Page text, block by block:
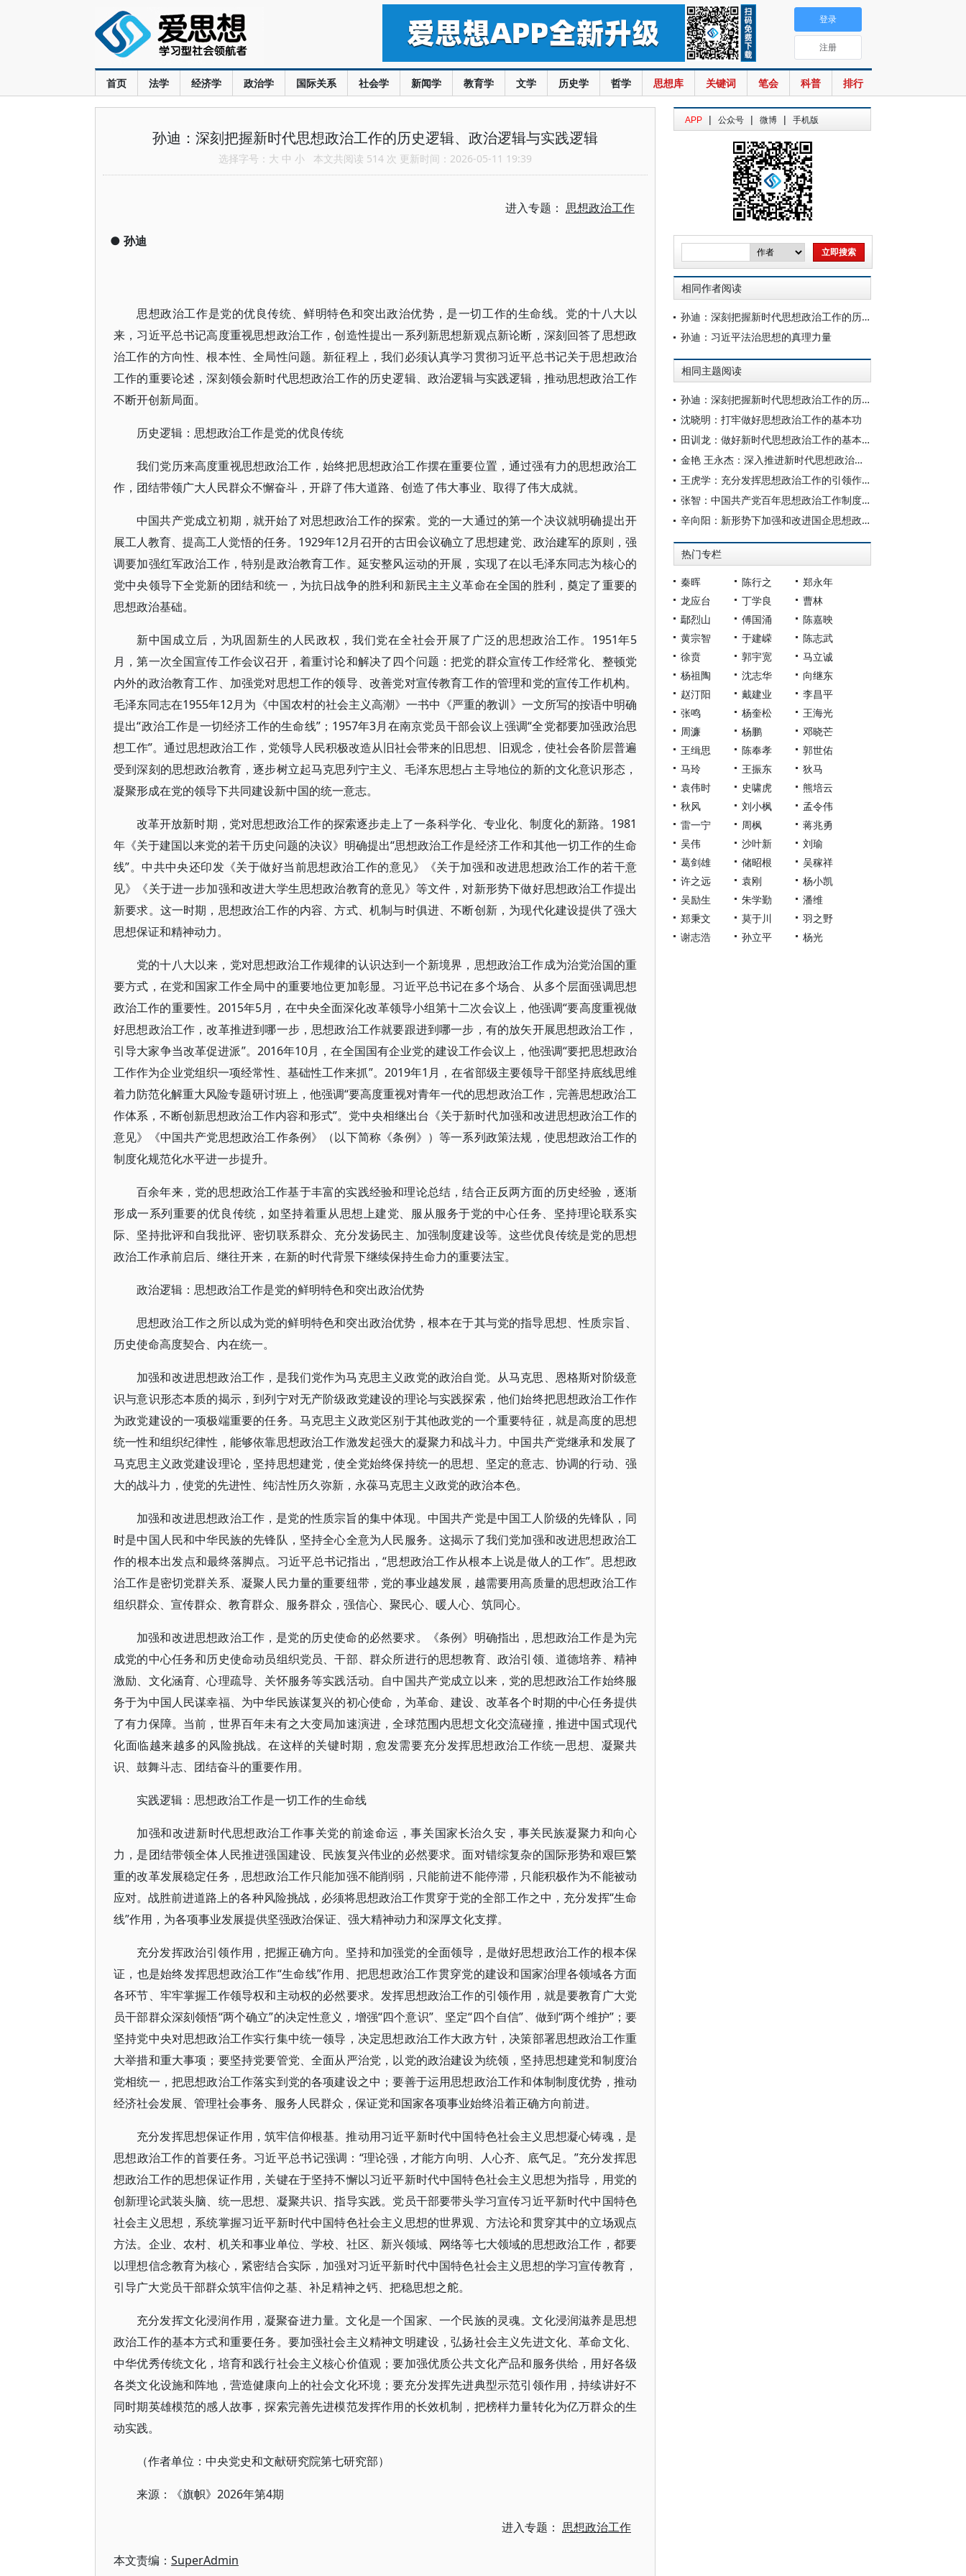
首页 法学 经济学 政治学 国际关系 社会学 新闻学 教育学 文学 历史学 哲学 思想库 关键词 笔会 科普 排行
登录
注册
孙迪：深刻把握新时代思想政治工作的历史逻辑、政治逻辑与实践逻辑
选择字号： 大 中 小 本文共阅读 514 次 更新时间：2026-05-11 19:39
进入专题： 思想政治工作
● 孙迪
思想政治工作是党的优良传统、鲜明特色和突出政治优势，是一切工作的生命线。党的十八大以
来，习近平总书记高度重视思想政治工作，创造性提出一系列新思想新观点新论断，深刻回答了思想政
治工作的方向性、根本性、全局性问题。新征程上，我们必须认真学习贯彻习近平总书记关于思想政治
工作的重要论述，深刻领会新时代思想政治工作的历史逻辑、政治逻辑与实践逻辑，推动思想政治工作
不断开创新局面。
历史逻辑：思想政治工作是党的优良传统
我们党历来高度重视思想政治工作，始终把思想政治工作摆在重要位置，通过强有力的思想政治工
作，团结带领广大人民群众不懈奋斗，开辟了伟大道路、创造了伟大事业、取得了伟大成就。
中国共产党成立初期，就开始了对思想政治工作的探索。党的一大通过的第一个决议就明确提出开
展工人教育、提高工人觉悟的任务。1929年12月召开的古田会议确立了思想建党、政治建军的原则，强
调要加强红军政治工作，特别是政治教育工作。延安整风运动的开展，实现了在以毛泽东同志为核心的
党中央领导下全党新的团结和统一，为抗日战争的胜利和新民主主义革命在全国的胜利，奠定了重要的
思想政治基础。
新中国成立后，为巩固新生的人民政权，我们党在全社会开展了广泛的思想政治工作。1951年5
月，第一次全国宣传工作会议召开，着重讨论和解决了四个问题：把党的群众宣传工作经常化、整顿党
内外的政治教育工作、加强党对思想工作的领导、改善党对宣传教育工作的管理和党的宣传工作机构。
毛泽东同志在1955年12月为《中国农村的社会主义高潮》一书中《严重的教训》一文所写的按语中明确
提出“政治工作是一切经济工作的生命线”；1957年3月在南京党员干部会议上强调“全党都要加强政治思
想工作”。通过思想政治工作，党领导人民积极改造从旧社会带来的旧思想、旧观念，使社会各阶层普遍
受到深刻的思想政治教育，逐步树立起马克思列宁主义、毛泽东思想占主导地位的新的文化意识形态，
凝聚形成在党的领导下共同建设新中国的统一意志。
改革开放新时期，党对思想政治工作的探索逐步走上了一条科学化、专业化、制度化的新路。1981
年《关于建国以来党的若干历史问题的决议》明确提出“思想政治工作是经济工作和其他一切工作的生命
线”。中共中央还印发《关于做好当前思想政治工作的意见》《关于加强和改进思想政治工作的若干意
见》《关于进一步加强和改进大学生思想政治教育的意见》等文件，对新形势下做好思想政治工作提出
新要求。这一时期，思想政治工作的内容、方式、机制与时俱进、不断创新，为现代化建设提供了强大
思想保证和精神动力。
党的十八大以来，党对思想政治工作规律的认识达到一个新境界，思想政治工作成为治党治国的重
要方式，在党和国家工作全局中的重要地位更加彰显。习近平总书记在多个场合、从多个层面强调思想
政治工作的重要性。2015年5月，在中央全面深化改革领导小组第十二次会议上，他强调“要高度重视做
好思想政治工作，改革推进到哪一步，思想政治工作就要跟进到哪一步，有的放矢开展思想政治工作，
引导大家争当改革促进派”。2016年10月，在全国国有企业党的建设工作会议上，他强调“要把思想政治
工作作为企业党组织一项经常性、基础性工作来抓”。2019年1月，在省部级主要领导干部坚持底线思维
着力防范化解重大风险专题研讨班上，他强调“要高度重视对青年一代的思想政治工作，完善思想政治工
作体系，不断创新思想政治工作内容和形式”。党中央相继出台《关于新时代加强和改进思想政治工作的
意见》《中国共产党思想政治工作条例》（以下简称《条例》）等一系列政策法规，使思想政治工作的
制度化规范化水平进一步提升。
百余年来，党的思想政治工作基于丰富的实践经验和理论总结，结合正反两方面的历史经验，逐渐
形成一系列重要的优良传统，如坚持着重从思想上建党、服从服务于党的中心任务、坚持理论联系实
际、坚持批评和自我批评、密切联系群众、充分发扬民主、加强制度建设等。这些优良传统是党的思想
政治工作承前启后、继往开来，在新的时代背景下继续保持生命力的重要法宝。
政治逻辑：思想政治工作是党的鲜明特色和突出政治优势
思想政治工作之所以成为党的鲜明特色和突出政治优势，根本在于其与党的指导思想、性质宗旨、
历史使命高度契合、内在统一。
加强和改进思想政治工作，是我们党作为马克思主义政党的政治自觉。从马克思、恩格斯对阶级意
识与意识形态本质的揭示，到列宁对无产阶级政党建设的理论与实践探索，他们始终把思想政治工作作
为政党建设的一项极端重要的任务。马克思主义政党区别于其他政党的一个重要特征，就是高度的思想
统一性和组织纪律性，能够依靠思想政治工作激发起强大的凝聚力和战斗力。中国共产党继承和发展了
马克思主义政党建设理论，坚持思想建党，使全党始终保持统一的思想、坚定的意志、协调的行动、强
大的战斗力，使党的先进性、纯洁性历久弥新，永葆马克思主义政党的政治本色。
加强和改进思想政治工作，是党的性质宗旨的集中体现。中国共产党是中国工人阶级的先锋队，同
时是中国人民和中华民族的先锋队，坚持全心全意为人民服务。这揭示了我们党加强和改进思想政治工
作的根本出发点和最终落脚点。习近平总书记指出，“思想政治工作从根本上说是做人的工作”。思想政
治工作是密切党群关系、凝聚人民力量的重要纽带，党的事业越发展，越需要用高质量的思想政治工作
组织群众、宣传群众、教育群众、服务群众，强信心、聚民心、暖人心、筑同心。
加强和改进思想政治工作，是党的历史使命的必然要求。《条例》明确指出，思想政治工作是为完
成党的中心任务和历史使命动员组织党员、干部、群众所进行的思想教育、政治引领、道德培养、精神
激励、文化涵育、心理疏导、关怀服务等实践活动。自中国共产党成立以来，党的思想政治工作始终服
务于为中国人民谋幸福、为中华民族谋复兴的初心使命，为革命、建设、改革各个时期的中心任务提供
了有力保障。当前，世界百年未有之大变局加速演进，全球范围内思想文化交流碰撞，推进中国式现代
化面临越来越多的风险挑战。在这样的关键时期，愈发需要充分发挥思想政治工作统一思想、凝聚共
识、鼓舞斗志、团结奋斗的重要作用。
实践逻辑：思想政治工作是一切工作的生命线
加强和改进新时代思想政治工作事关党的前途命运，事关国家长治久安，事关民族凝聚力和向心
力，是团结带领全体人民推进强国建设、民族复兴伟业的必然要求。面对错综复杂的国际形势和艰巨繁
重的改革发展稳定任务，思想政治工作只能加强不能削弱，只能前进不能停滞，只能积极作为不能被动
应对。战胜前进道路上的各种风险挑战，必须将思想政治工作贯穿于党的全部工作之中，充分发挥“生命
线”作用，为各项事业发展提供坚强政治保证、强大精神动力和深厚文化支撑。
充分发挥政治引领作用，把握正确方向。坚持和加强党的全面领导，是做好思想政治工作的根本保
证，也是始终发挥思想政治工作“生命线”作用、把思想政治工作贯穿党的建设和国家治理各领域各方面
各环节、牢牢掌握工作领导权和主动权的必然要求。发挥思想政治工作的引领作用，就是要教育广大党
员干部群众深刻领悟“两个确立”的决定性意义，增强“四个意识”、坚定“四个自信”、做到“两个维护”；要
坚持党中央对思想政治工作实行集中统一领导，决定思想政治工作大政方针，决策部署思想政治工作重
大举措和重大事项；要坚持党要管党、全面从严治党，以党的政治建设为统领，坚持思想建党和制度治
党相统一，把思想政治工作落实到党的各项建设之中；要善于运用思想政治工作和体制制度优势，推动
经济社会发展、管理社会事务、服务人民群众，保证党和国家各项事业始终沿着正确方向前进。
充分发挥思想保证作用，筑牢信仰根基。推动用习近平新时代中国特色社会主义思想凝心铸魂，是
思想政治工作的首要任务。习近平总书记强调：“理论强，才能方向明、人心齐、底气足。”充分发挥思
想政治工作的思想保证作用，关键在于坚持不懈以习近平新时代中国特色社会主义思想为指导，用党的
创新理论武装头脑、统一思想、凝聚共识、指导实践。党员干部要带头学习宣传习近平新时代中国特色
社会主义思想，系统掌握习近平新时代中国特色社会主义思想的世界观、方法论和贯穿其中的立场观点
方法。企业、农村、机关和事业单位、学校、社区、新兴领域、网络等七大领域的思想政治工作，都要
以理想信念教育为核心，紧密结合实际，加强对习近平新时代中国特色社会主义思想的学习宣传教育，
引导广大党员干部群众筑牢信仰之基、补足精神之钙、把稳思想之舵。
充分发挥文化浸润作用，凝聚奋进力量。文化是一个国家、一个民族的灵魂。文化浸润滋养是思想
政治工作的基本方式和重要任务。要加强社会主义精神文明建设，弘扬社会主义先进文化、革命文化、
中华优秀传统文化，培育和践行社会主义核心价值观；要加强优质公共文化产品和服务供给，用好各级
各类文化设施和阵地，营造健康向上的社会文化环境；要充分发挥先进典型示范引领作用，持续讲好不
同时期英雄模范的感人故事，探索完善先进模范发挥作用的长效机制，把榜样力量转化为亿万群众的生
动实践。
（作者单位：中央党史和文献研究院第七研究部）
来源：《旗帜》2026年第4期
进入专题： 思想政治工作
本文责编： SuperAdmin
APP | 公众号 | 微博 | 手机版
相同作者阅读
孙迪：深刻把握新时代思想政治工作的历史逻辑、政治逻辑与实践逻辑
孙迪：习近平法治思想的真理力量
相同主题阅读
孙迪：深刻把握新时代思想政治工作的历史逻辑、政治逻辑与实践逻辑
沈晓明：打牢做好思想政治工作的基本功
田训龙：做好新时代思想政治工作的基本遵循
金艳 王永杰：深入推进新时代思想政治工作的制度化建设
王虎学：充分发挥思想政治工作的引领作用
张智：中国共产党百年思想政治工作制度建设的历程、经验与启示
辛向阳：新形势下加强和改进国企思想政治工作的现实思考
热门专栏
秦晖 陈行之
郑永年
龙应台
丁学良
曹林
鄢烈山
傅国涌
陈嘉映
黄宗智
于建嵘
陈志武
徐贲
郭宇宽
马立诚
杨祖陶
沈志华
向继东
赵汀阳
戴建业
李昌平
张鸣
杨奎松
王海光
周濂
杨鹏
邓晓芒
王缉思
陈奉孝
郭世佑
马玲
王振东
狄马
袁伟时
史啸虎
熊培云
秋风
刘小枫
孟令伟
雷一宁
周枫
蒋兆勇
吴伟
沙叶新
刘瑜
葛剑雄
储昭根
吴稼祥
许之远
袁刚
杨小凯
吴励生
朱学勤
潘维
郑秉文
莫于川
羽之野
谢志浩
孙立平 杨光